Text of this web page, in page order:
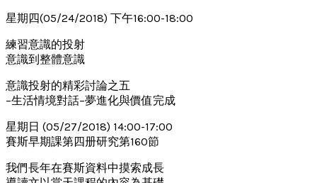
星期四(05/24/2018) 下午16:00-18:00
練習意識的投射
意識到整體意識
意識投射的精彩討論之五
–生活情境對話–夢進化與價值完成
星期日 (05/27/2018) 14:00-17:00
賽斯早期課第四册研究第160節
我們長年在賽斯資料中摸索成長